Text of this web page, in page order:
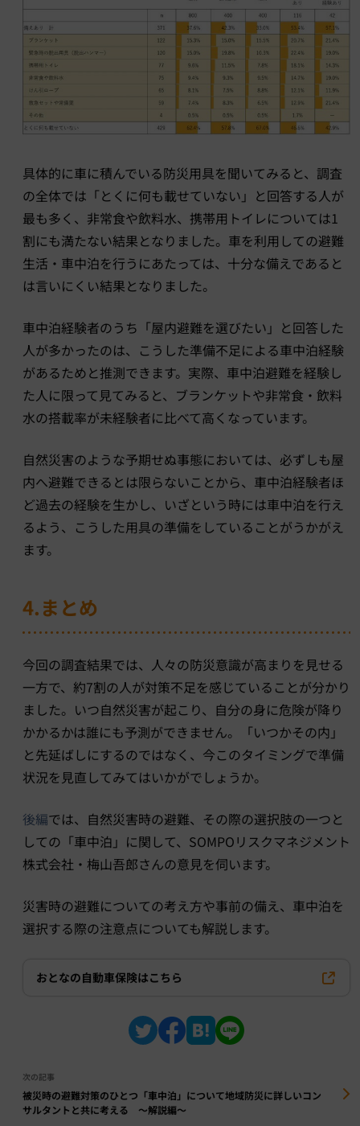
具体的に車に積んでいる防災用具を聞いてみると、調査
の全体では「とくに何も載せていない」と回答する人が
最も多く、非常食や飲料水、携帯用トイレについては1
割にも満たない結果となりました。車を利用しての避難
生活・車中泊を行うにあたっては、十分な備えであると
は言いにくい結果となりました。
車中泊経験者のうち「屋内避難を選びたい」と回答した
人が多かったのは、こうした準備不足による車中泊経験
があるためと推測できます。実際、車中泊避難を経験し
た人に限って見てみると、ブランケットや非常食・飲料
水の搭載率が未経験者に比べて高くなっています。
自然災害のような予期せぬ事態においては、必ずしも屋
内へ避難できるとは限らないことから、車中泊経験者ほ
ど過去の経験を生かし、いざという時には車中泊を行え
るよう、こうした用具の準備をしていることがうかがえ
ます。
4.まとめ
今回の調査結果では、人々の防災意識が高まりを見せる
一方で、約7割の人が対策不足を感じていることが分かり
ました。いつ自然災害が起こり、自分の身に危険が降り
かかるかは誰にも予測ができません。「いつかその内」
と先延ばしにするのではなく、今このタイミングで準備
状況を見直してみてはいかがでしょうか。
後編では、自然災害時の避難、その際の選択肢の一つと
しての「車中泊」に関して、SOMPOリスクマネジメント
株式会社・梅山吾郎さんの意見を伺います。
災害時の避難についての考え方や事前の備え、車中泊を
選択する際の注意点についても解説します。
おとなの自動車保険はこちら
次の記事
被災時の避難対策のひとつ「車中泊」について地域防災に詳しいコン
サルタントと共に考える 〜解説編〜